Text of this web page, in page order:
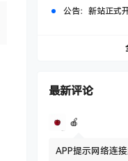
公告： 新站正式
最新评论
🍎
APP提示网络连